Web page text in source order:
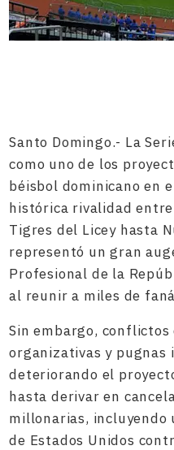
Santo Domingo.- La
como uno de los
béisbol dominicano en
histórica rivalidad
Tigres del Licey hasta
representó un gran
Profesional de la
al reunir a miles de
Sin embargo,
organizativas y pugnas
deteriorando el
hasta derivar en
millonarias, incluyendo
de Estados Unidos